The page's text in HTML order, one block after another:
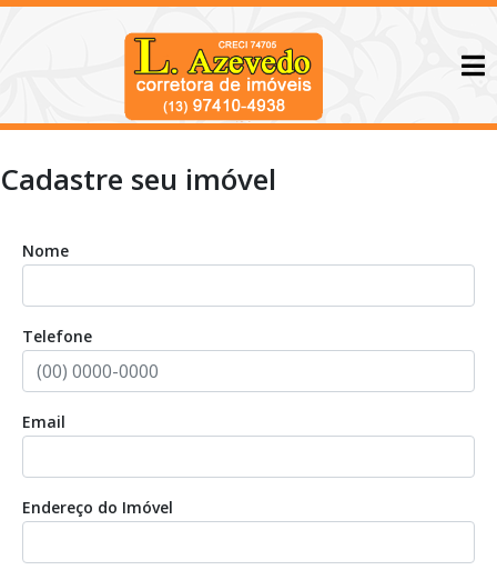
Cadastre seu imóvel
Nome
Telefone
Email
Endereço do Imóvel